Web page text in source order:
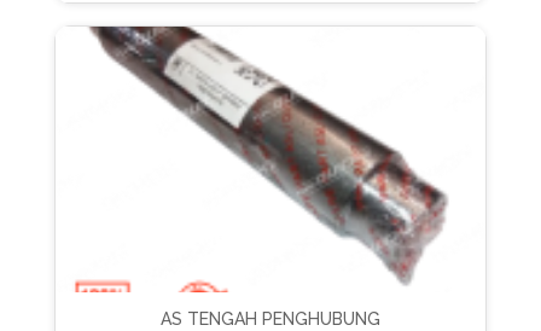
AS TENGAH PENGHUBUNG